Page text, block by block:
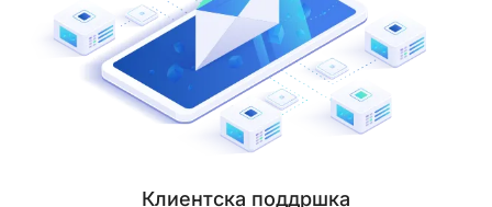
Клиентска поддршка